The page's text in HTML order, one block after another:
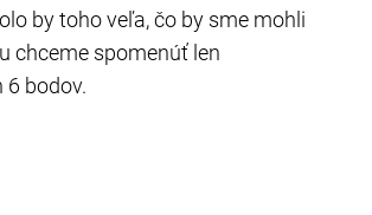
by toho veľa, čo by sme mohli
chceme spomenúť len
6 bodov.